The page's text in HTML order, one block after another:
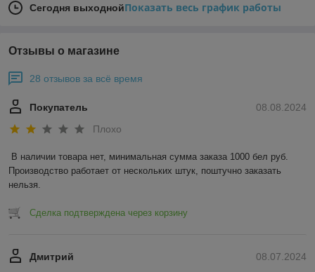
Сегодня выходнойПоказать весь график работы
Отзывы о магазине
28 отзывов за всё время
08.08.2024
Покупатель
Плохо
В наличии товара нет, минимальная сумма заказа 1000 бел руб.
Производство работает от нескольких штук, поштучно заказать
нельзя.
Сделка подтверждена через корзину
08.07.2024
Дмитрий